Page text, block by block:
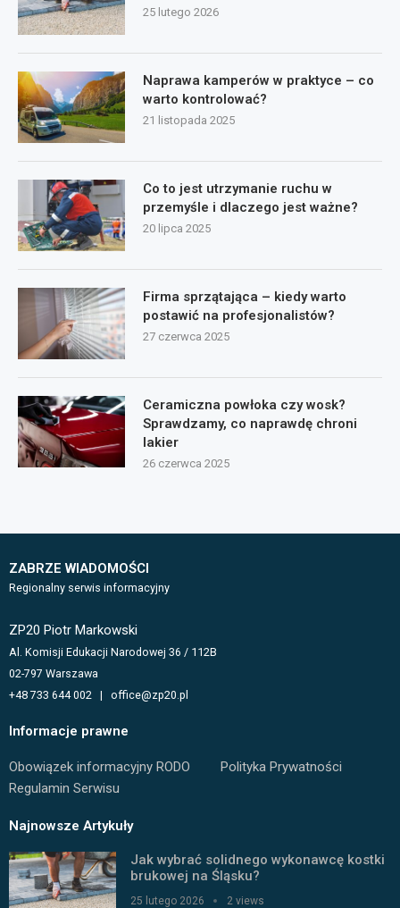
25 lutego 2026
Naprawa kamperów w praktyce – co
warto kontrolować?
21 listopada 2025
Co to jest utrzymanie ruchu w
przemyśle i dlaczego jest ważne?
20 lipca 2025
Firma sprzątająca – kiedy warto
postawić na profesjonalistów?
27 czerwca 2025
Ceramiczna powłoka czy wosk?
Sprawdzamy, co naprawdę chroni
lakier
26 czerwca 2025
ZABRZE WIADOMOŚCI
Regionalny serwis informacyjny
ZP20 Piotr Markowski
Al. Komisji Edukacji Narodowej 36 / 112B
02-797 Warszawa
+48 733 644 002 | office@zp20.pl
Informacje prawne
Obowiązek informacyjny RODO
Polityka Prywatności
Regulamin Serwisu
Najnowsze Artykuły
Jak wybrać solidnego wykonawcę kostki
brukowej na Śląsku?
25 lutego 2026 2 views